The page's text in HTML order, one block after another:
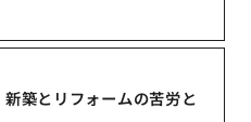
築とリフォームの苦労と